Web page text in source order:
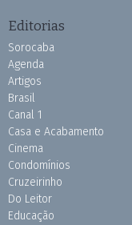
Editorias
Sorocaba
Agenda
Artigos
Brasil
Canal 1
Casa e Acabamento
Cinema
Condomínios
Cruzeirinho
Do Leitor
Educação